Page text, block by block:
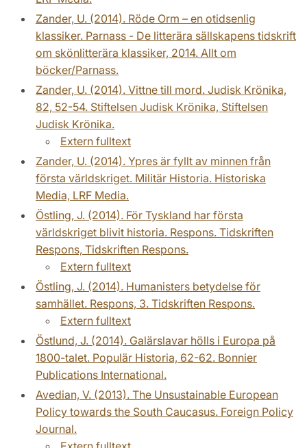
Zander, U. (2014). Röde Orm – en otidsenlig
klassiker. Parnass - De litterära sällskapens tidskrift
om skönlitterära klassiker, 2014. Allt om
böcker/Parnass.
Zander, U. (2014). Vittne till mord. Judisk Krönika,
82, 52-54. Stiftelsen Judisk Krönika, Stiftelsen
Judisk Krönika.
Extern fulltext
Zander, U. (2014). Ypres är fyllt av minnen från
första världskriget. Militär Historia. Historiska
Media, LRF Media.
Östling, J. (2014). För Tyskland har första
världskriget blivit historia. Respons. Tidskriften
Respons, Tidskriften Respons.
Extern fulltext
Östling, J. (2014). Humanisters betydelse för
samhället. Respons, 3. Tidskriften Respons.
Extern fulltext
Östlund, J. (2014). Galärslavar hölls i Europa på
1800-talet. Populär Historia, 62-62. Bonnier
Publications International.
Avedian, V. (2013). The Unsustainable European
Policy towards the South Caucasus. Foreign Policy
Journal.